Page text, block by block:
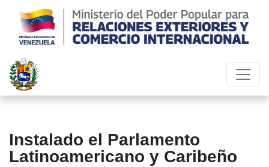
Instalado el Parlamento
Latinoamericano y Caribeño